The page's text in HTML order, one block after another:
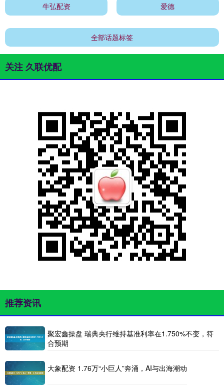
牛弘配资 爱德
全部话题标签
关注 久联优配
推荐资讯
聚宏鑫操盘 瑞典央行维持基准利率在1.750%不变，符
合预期
大象配资 1.76万“小巨人”奔涌，AI与出海潮动